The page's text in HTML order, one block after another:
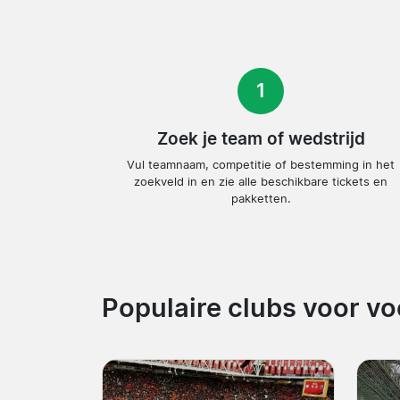
1
Zoek je team of wedstrijd
Vul teamnaam, competitie of bestemming in het
zoekveld in en zie alle beschikbare tickets en
pakketten.
Populaire clubs voor